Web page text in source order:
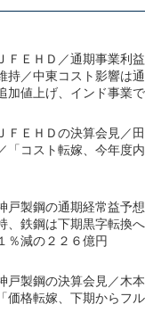
ＪＦＥＨＤ／通期事業利
持／中東コスト影響は
加値上げ、インド事業
ＪＦＥＨＤの決算会見／
「コスト転嫁、今年度
戸製鋼の通期経常益予
、鉄鋼は下期黒字転換
％減の２２６億円
戸製鋼の決算会見／木
「価格転嫁、下期からフ